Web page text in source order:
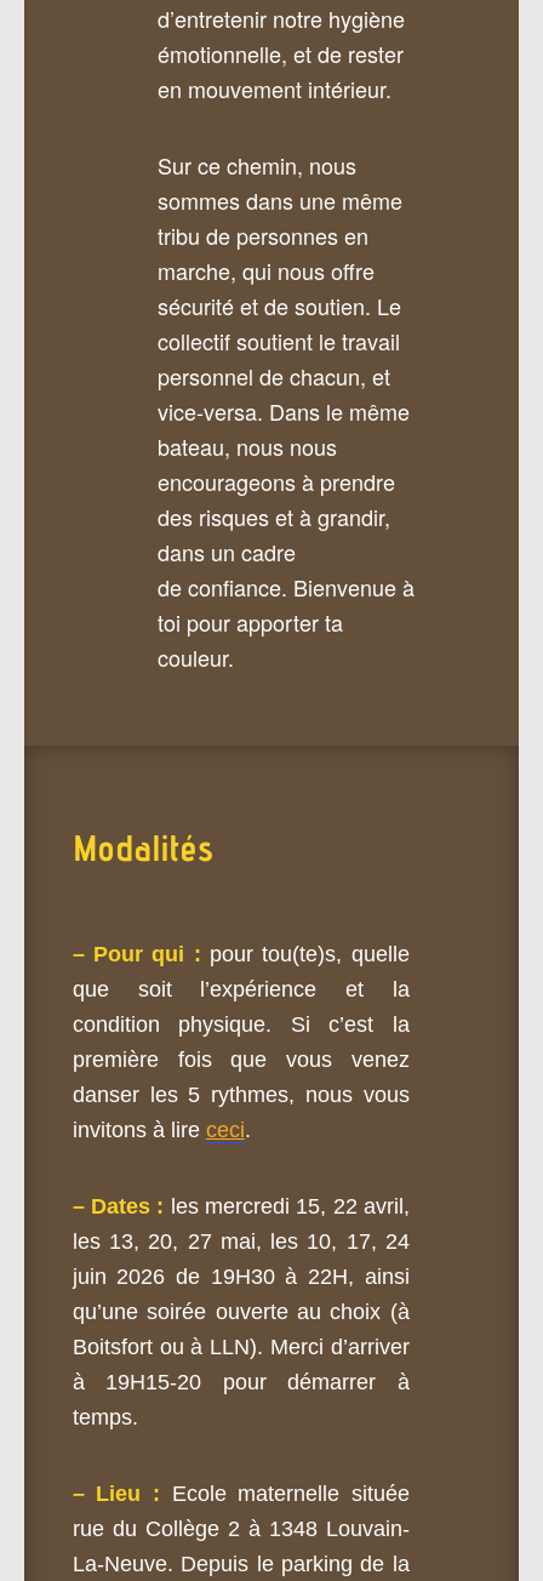
d’entretenir notre hygiène
émotionnelle, et de rester
en mouvement intérieur.
Sur ce chemin, nous
sommes dans une même
tribu de personnes en
marche, qui nous offre
sécurité et de soutien. Le
collectif soutient le travail
personnel de chacun, et
vice-versa. Dans le même
bateau, nous nous
encourageons à prendre
des risques et à grandir,
dans un cadre
de confiance. Bienvenue à
toi pour apporter ta
couleur.
Modalités
– Pour qui : pour tou(te)s, quelle
que soit l’expérience et la
condition physique. Si c’est la
première fois que vous venez
danser les 5 rythmes, nous vous
invitons à lire ceci.
– Dates : les mercredi 15, 22 avril,
les 13, 20, 27 mai, les 10, 17, 24
juin 2026 de 19H30 à 22H, ainsi
qu’une soirée ouverte au choix (à
Boitsfort ou à LLN). Merci d’arriver
à 19H15-20 pour démarrer à
temps.
– Lieu : Ecole maternelle située
rue du Collège 2 à 1348 Louvain-
La-Neuve. Depuis le parking de la